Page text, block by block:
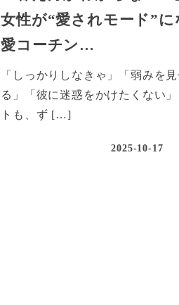
女性が“愛されモード”
愛コーチン…
「しっかりしなきゃ」「弱みを
る」「彼に迷惑をかけたくない
トも、ず […]
2025-10-17